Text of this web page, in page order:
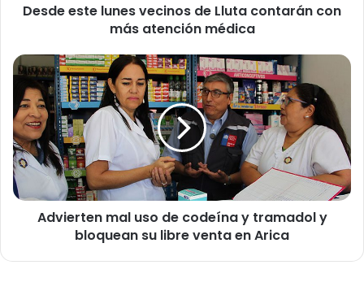
e
s
e
c
i
n
o
s
l
Desde este lunes vecinos de Lluta contarán con
más atención médica
A
d
i
e
r
t
e
n
Advierten mal uso de codeína y tramadol y
bloquean su libre venta en Arica